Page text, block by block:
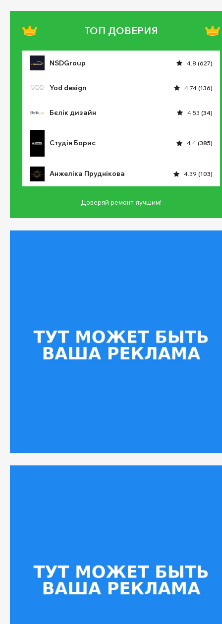
ТОП ДОВЕРИЯ
NSDGroup 4.8 (627)
Yod design 4.74 (136)
Бєлік дизайн 4.53 (34)
Студія Борис 4.4 (385)
Анжеліка Пруднікова 4.39 (103)
Доверяй ремонт лучшим!